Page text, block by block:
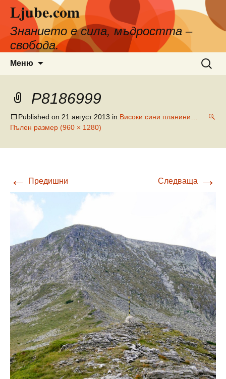
съдържанието
Ljube.com
Знанието е сила, мъдростта –
свобода.
Меню
за:
P8186999
Published on 21 август 2013 in Високи сини планини…
Пълен размер (960 × 1280)
← Предишни Следваща →